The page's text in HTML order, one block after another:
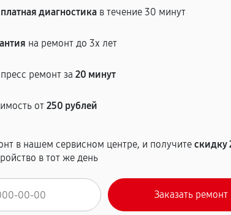
диагностика в течение 30 минут
на ремонт до 3х лет
ремонт за20 минут
от250 рублей
в нашем сервисном центре, и получитескидку
в тот же день